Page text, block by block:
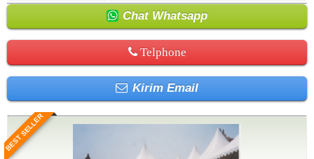
Chat Whatsapp
Telphone
Kirim Email
BEST SELLER